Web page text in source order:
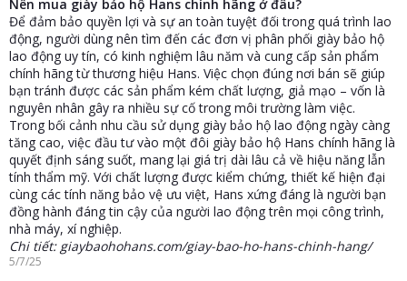
Nên mua giày bảo hộ Hans chính hãng ở đâu?
Để đảm bảo quyền lợi và sự an toàn tuyệt đối trong quá trình lao
động, người dùng nên tìm đến các đơn vị phân phối giày bảo hộ
lao động uy tín, có kinh nghiệm lâu năm và cung cấp sản phẩm
chính hãng từ thương hiệu Hans. Việc chọn đúng nơi bán sẽ giúp
bạn tránh được các sản phẩm kém chất lượng, giả mạo – vốn là
nguyên nhân gây ra nhiều sự cố trong môi trường làm việc.
Trong bối cảnh nhu cầu sử dụng giày bảo hộ lao động ngày càng
tăng cao, việc đầu tư vào một đôi giày bảo hộ Hans chính hãng là
quyết định sáng suốt, mang lại giá trị dài lâu cả về hiệu năng lẫn
tính thẩm mỹ. Với chất lượng được kiểm chứng, thiết kế hiện đại
cùng các tính năng bảo vệ ưu việt, Hans xứng đáng là người bạn
đồng hành đáng tin cậy của người lao động trên mọi công trình,
nhà máy, xí nghiệp.
Chi tiết: giaybaohohans.com/giay-bao-ho-hans-chinh-hang/
5/7/25